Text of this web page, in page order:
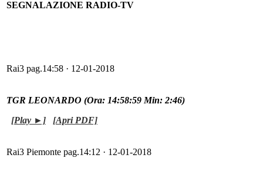
SEGNALAZIONE RADIO-TV
Rai3 pag.14:58 · 12-01-2018
TGR LEONARDO (Ora: 14:58:59 Min: 2:46)
[Play ►]
[Apri PDF]
Rai3 Piemonte pag.14:12 · 12-01-2018